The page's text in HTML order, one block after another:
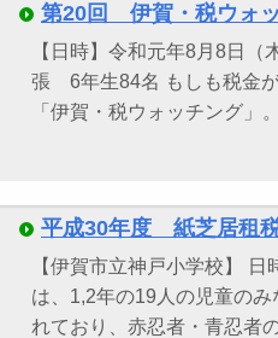
第20回 伊賀・税ウォッ
【日時】令和元年8月8日
張 6年生84名 もしも税金
「伊賀・税ウォッチング
平成30年度 紙芝居租
【伊賀市立神戸小学校】
は、1,2年の19人の児童の
れており、赤忍者・青忍者